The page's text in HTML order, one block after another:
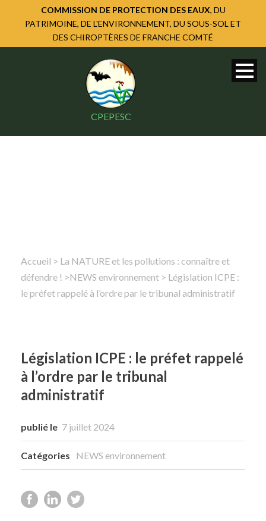
COMMISSION DE PROTECTION DES EAUX, DU
PATRIMOINE, DE L'ENVIRONNEMENT, DU SOUS-SOL ET
DES CHIROPTÈRES DE FRANCHE COMTÉ
CPEPESC
Rechercher
Accueil > La NATURE et les pollutions : connaître et
défendre ! >NEWS environnement > Législation ICPE :
le préfet rappelé à l’ordre par le tribunal administratif
Législation ICPE : le préfet rappelé
à l’ordre par le tribunal
administratif
publié le 7 juillet 2024
Catégories NEWS environnement